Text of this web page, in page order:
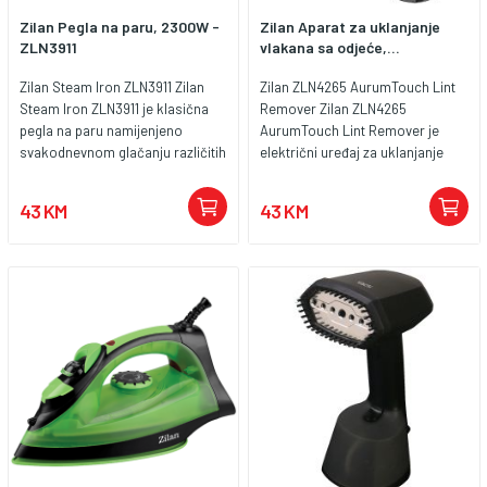
Zilan Pegla na paru, 2300W -
ZLN3911
Zilan Steam Iron ZLN3911 Zilan
Steam Iron ZLN3911 je klasična
pegla na paru namijenjeno
svakodnevnom glačanju različitih
omogućava suho peglanje, kao i
rad sa parom i prskanjem parom
koja omogućava glatko klizanje
po tkaninama i smanjuje
mogućnost lijepljenja. Ugrađene
funkcije poput samočišćenja,
zaštite od kapanja i kontrole pare
pomažu da peglanje bude
efikasnije i jednostavnije, dok
podesiva kontrola temperature
43 KM
Zilan Aparat za uklanjanje
vlakana sa odjeće,...
Zilan ZLN4265 AurumTouch Lint
Remover Zilan ZLN4265
AurumTouch Lint Remover je
električni uređaj za uklanjanje
dizajniran da brzo i efikasno
obnovi izgled džempera, kaputa,
ergonomski oblik i LED zaslon
koji prikazuje status baterije i rad
uređaja, te dvije brzine rada koje
omogućavaju prilagođavanje
intenziteta čišćenja različitim
vrstama tkanina. Punjiva baterija
omogućava do 3 sata
kontinuiranog rada, a uređaj se
puni pomoću USB-C kabla koji
dolazi uz uređaj. ZLN4265 ima
43 KM